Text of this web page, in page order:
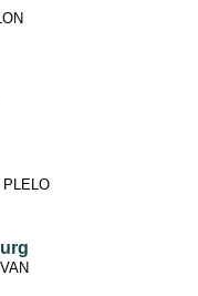
PLELO